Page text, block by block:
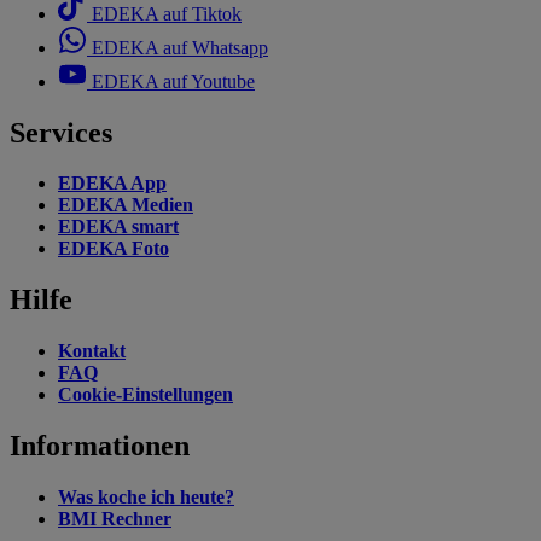
EDEKA auf Tiktok
EDEKA auf Whatsapp
EDEKA auf Youtube
Services
EDEKA App
EDEKA Medien
EDEKA smart
EDEKA Foto
Hilfe
Kontakt
FAQ
Cookie-Einstellungen
Informationen
Was koche ich heute?
BMI Rechner